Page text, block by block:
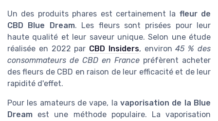
Un des produits phares est certainement la fleur de
CBD Blue Dream. Les fleurs sont prisées pour leur
haute qualité et leur saveur unique. Selon une étude
réalisée en 2022 par CBD Insiders, environ45 % des
consommateurs de CBD en France préfèrent acheter
des fleurs de CBD en raison de leur efficacité et de leur
rapidité d'effet.
Pour les amateurs de vape, la vaporisation de la Blue
Dream est une méthode populaire. La vaporisation